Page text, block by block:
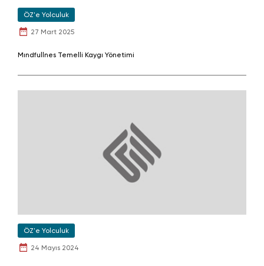
ÖZ'e Yolculuk
27 Mart 2025
Mındfullnes Temelli Kaygı Yönetimi
ÖZ'e Yolculuk
24 Mayıs 2024